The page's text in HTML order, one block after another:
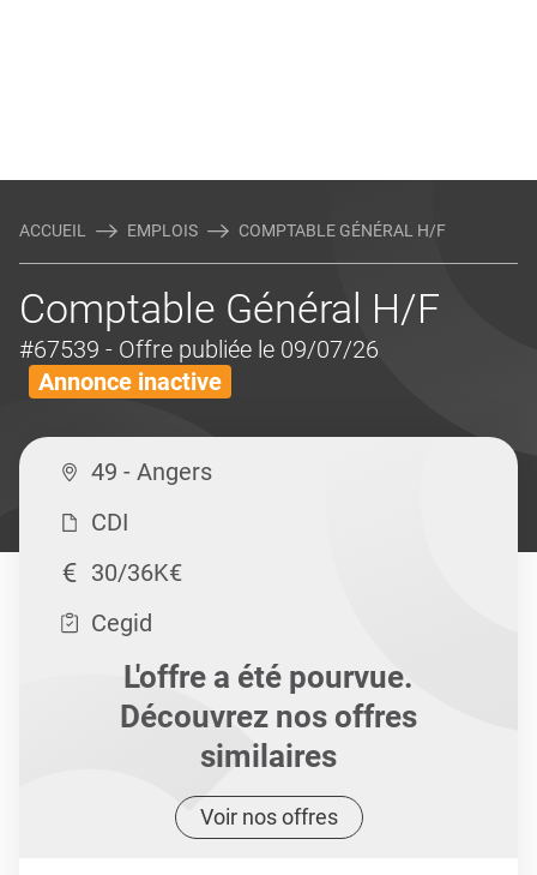
ACCUEIL EMPLOIS COMPTABLE GÉNÉRAL H/F
Comptable Général H/F
#67539 - Offre publiée le 09/07/26
Annonce inactive
49 - Angers
CDI
30/36K€
Cegid
L'offre a été pourvue.
Découvrez nos offres
similaires
Voir nos offres